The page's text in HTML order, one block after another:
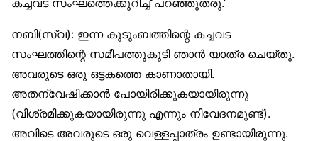
നബി(സ്വ): ഇന്ന കുടുംബത്തിന്റെ കച്ചവട
സംഘത്തിന്റെ സമീപത്തുകൂടി ഞാൻ യാത്ര ചെയ്തു.
അവരുടെ ഒരു ഒട്ടകത്തെ കാണാതായി.
അതന്വേഷിക്കാൻ പോയിരിക്കുകയായിരുന്നു
(വിശ്രമിക്കുകയായിരുന്നു എന്നും നിവേദനമുണ്ട്).
അവിടെ അവരുടെ ഒരു വെള്ളപ്പാത്രം ഉണ്ടായിരുന്നു.